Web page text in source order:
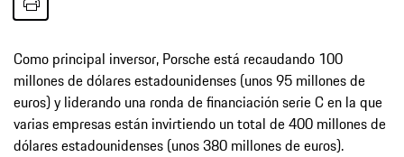
Como principal inversor, Porsche está recaudando 100
millones de dólares estadounidenses (unos 95 millones de
euros) y liderando una ronda de financiación serie C en la que
varias empresas están invirtiendo un total de 400 millones de
dólares estadounidenses (unos 380 millones de euros).